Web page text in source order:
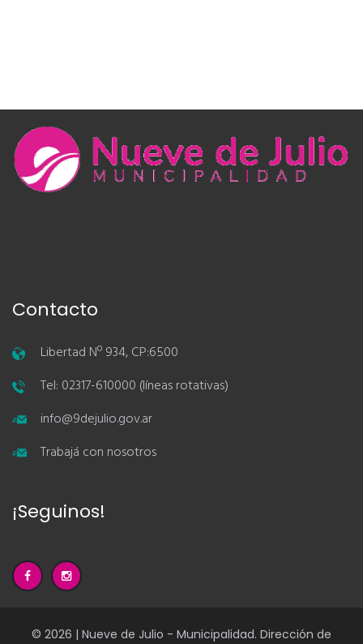
Contacto
Libertad Nº 934, CP:6500
Tel: 02317-610000 (líneas rotativas)
info@9dejulio.gov.ar
Trabajá con nosotros
¡Seguinos!
© 2026 | Nueve de Julio - Municipalidad. Dirección de